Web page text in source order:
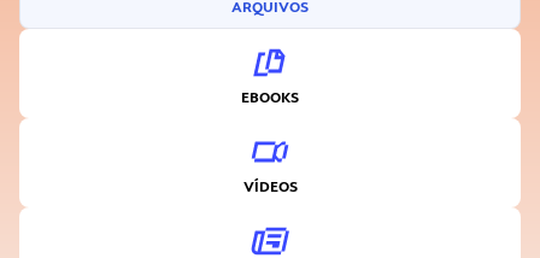
ARQUIVOS
EBOOKS
VÍDEOS